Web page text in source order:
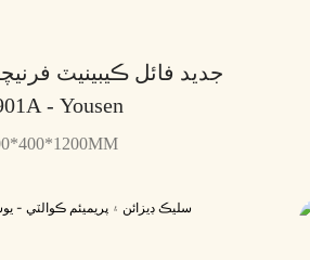
جديد فائل ڪيبينيٽ
- Yousen